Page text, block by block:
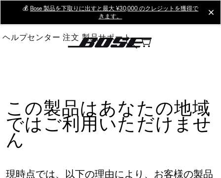
Main
💰 Bose 製品を下取りに出すと最大 ¥30,000 のクレジットを獲得で
きます。
ヘルプセンター 注文 製品サポート
この製品はあなたの地域
ではご利用いただけませ
ん
現時点では、以下の理由により、お客様の製品